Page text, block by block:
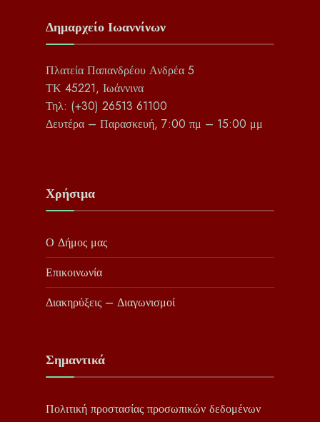
Δημαρχείο Ιωαννίνων
Πλατεία Παπανδρέου Ανδρέα 5
ΤΚ 45221, Ιωάννινα
Τηλ: (+30) 26513 61100
Δευτέρα – Παρασκευή, 7:00 πμ – 15:00 μμ
Χρήσιμα
Ο Δήμος μας
Επικοινωνία
Διακηρύξεις – Διαγωνισμοί
Σημαντικά
Πολιτική προστασίας προσωπικών δεδομένων